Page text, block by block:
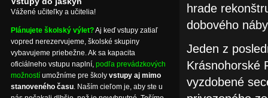
hrade
dobového
Jeden z
Krásnohorské
vyzdobené
Vážené učiteľky a učitelia!
Plánujete školský výlet?Aj keď vstupy zatiaľ
vopred nerezervujeme, školské skupiny
vybavujeme priebežne. Ak sa kapacita
oficiálneho vstupu naplní, podľa prevádzkových
možností umožníme pre školy vstupy aj mimo
stanoveného času. Naším cieľom je, aby ste u